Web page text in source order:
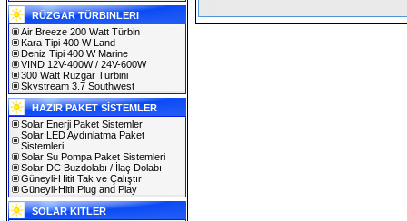
RÜZGAR TÜRBINLERI
Air Breeze 200 Watt Türbin
Kara Tipi 400 W Land
Deniz Tipi 400 W Marine
VIND 12V-400W / 24V-600W
300 Watt Rüzgar Türbini
Skystream 3.7 Southwest
HAZIR PAKET SİSTEMLER
Solar Enerji Paket Sistemler
Solar LED Aydınlatma Paket
Sistemleri
Solar Su Pompa Paket Sistemleri
Solar DC Buzdolabı / İlaç Dolabı
Güneyli-Hitit Tak ve Çalıştır
Güneyli-Hitit Plug and Play
SOLAR KITLER